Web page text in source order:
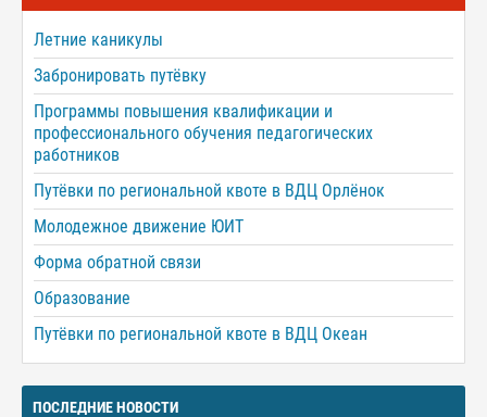
Летние каникулы
Забронировать путёвку
Программы повышения квалификации и
профессионального обучения педагогических
работников
Путёвки по региональной квоте в ВДЦ Орлёнок
Молодежное движение ЮИТ
Форма обратной связи
Образование
Путёвки по региональной квоте в ВДЦ Океан
ПОСЛЕДНИЕ НОВОСТИ